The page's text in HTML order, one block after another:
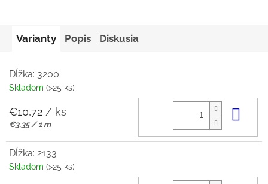
Varianty Popis Diskusia
Dĺžka: 3200
Skladom (>25 ks)
€10,72 / ks
Jednotková
€3,35 / 1 m
Dĺžka: 2133
Skladom (>25 ks)